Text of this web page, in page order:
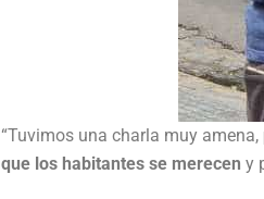
“Tuvimos una charla muy amena,
que los habitantes se merecen y